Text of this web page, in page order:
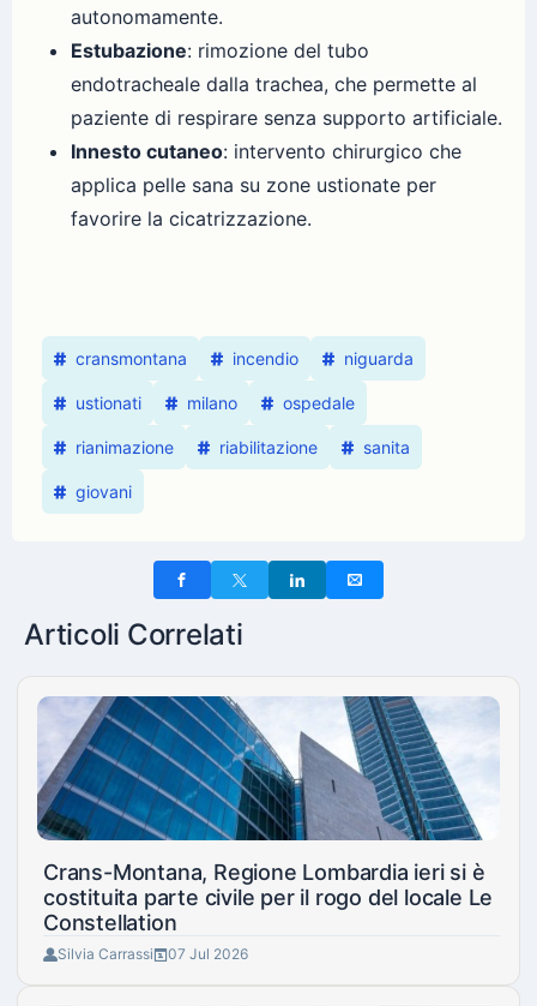
autonomamente.
Estubazione: rimozione del tubo
endotracheale dalla trachea, che permette al
paziente di respirare senza supporto artificiale.
Innesto cutaneo: intervento chirurgico che
applica pelle sana su zone ustionate per
favorire la cicatrizzazione.
cransmontana incendio niguarda
ustionati milano ospedale
rianimazione riabilitazione sanita
giovani
Articoli Correlati
Crans-Montana, Regione Lombardia ieri si è
costituita parte civile per il rogo del locale Le
Constellation
Silvia Carrassi 07 Jul 2026